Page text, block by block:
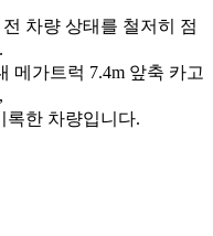
차량 상태를 철저히 점
메가트럭 7.4m 앞축 카고
록한 차량입니다.